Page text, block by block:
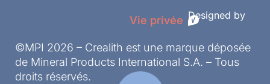
©MPI 2026 – Crealith est une marque déposée
de Mineral Products International S.A. – Tous
droits réservés.
Vie privée Designed by